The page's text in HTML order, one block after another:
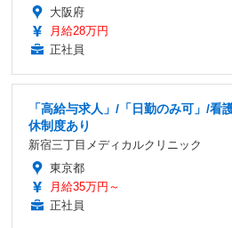
大阪府
月給28万円
正社員
「高給与求人」/「日勤のみ可」/看
休制度あり
新宿三丁目メディカルクリニック
東京都
月給35万円～
正社員